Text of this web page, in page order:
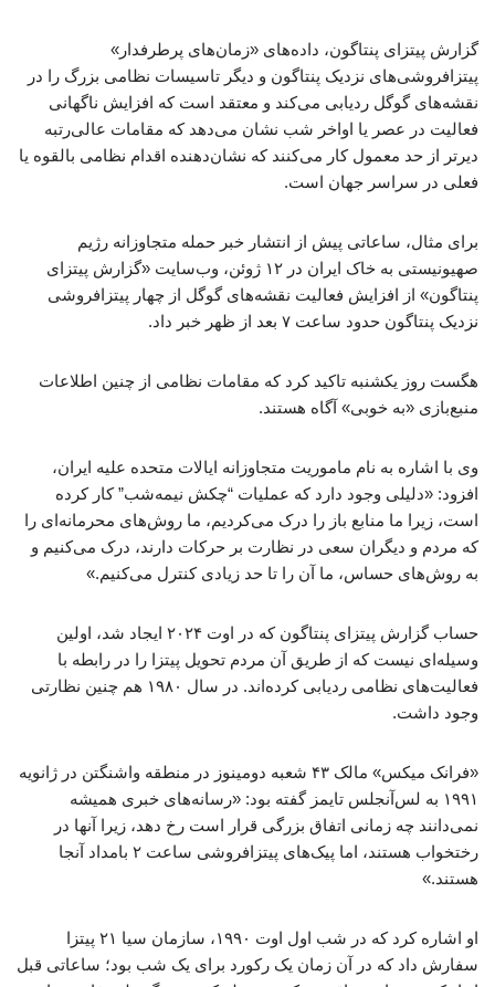
گزارش پیتزای پنتاگون، داده‌های «زمان‌های پرطرفدار»
پیتزافروشی‌های نزدیک پنتاگون و دیگر تاسیسات نظامی بزرگ را در
نقشه‌های گوگل ردیابی می‌کند و معتقد است که افزایش ناگهانی
فعالیت در عصر یا اواخر شب نشان می‌دهد که مقامات عالی‌رتبه
دیرتر از حد معمول کار می‌کنند که نشان‌دهنده اقدام نظامی بالقوه یا
فعلی در سراسر جهان است.
برای مثال، ساعاتی پیش از انتشار خبر حمله متجاوزانه رژیم
صهیونیستی به خاک ایران در ۱۲ ژوئن، وب‌سایت «گزارش پیتزای
پنتاگون» از افزایش فعالیت نقشه‌های گوگل از چهار پیتزافروشی
نزدیک پنتاگون حدود ساعت ۷ بعد از ظهر خبر داد.
هگست روز یکشنبه تاکید کرد که مقامات نظامی از چنین اطلاعات
منبع‌بازی «به خوبی» آگاه هستند.
وی با اشاره به نام ماموریت متجاوزانه ایالات متحده علیه ایران،
افزود: «دلیلی وجود دارد که عملیات “چکش نیمه‌شب” کار کرده
است، زیرا ما منابع باز را درک می‌کردیم، ما روش‌های محرمانه‌ای را
که مردم و دیگران سعی در نظارت بر حرکات دارند، درک می‌کنیم و
به روش‌های حساس، ما آن را تا حد زیادی کنترل می‌کنیم.»
حساب گزارش پیتزای پنتاگون که در اوت ۲۰۲۴ ایجاد شد، اولین
وسیله‌ای نیست که از طریق آن مردم تحویل پیتزا را در رابطه با
فعالیت‌های نظامی ردیابی کرده‌اند. در سال ۱۹۸۰ هم چنین نظارتی
وجود داشت.
«فرانک میکس» مالک ۴۳ شعبه دومینوز در منطقه واشنگتن در ژانویه
۱۹۹۱ به لس‌آنجلس تایمز گفته بود: «رسانه‌های خبری همیشه
نمی‌دانند چه زمانی اتفاق بزرگی قرار است رخ دهد، زیرا آنها در
رختخواب هستند، اما پیک‌های پیتزافروشی ساعت ۲ بامداد آنجا
هستند.»
او اشاره کرد که در شب اول اوت ۱۹۹۰، سازمان سیا ۲۱ پیتزا
سفارش داد که در آن زمان یک رکورد برای یک شب بود؛ ساعاتی قبل